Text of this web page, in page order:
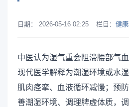
日期： 2026-05-16 02:25 栏目： 健
中医认为湿气重会阻滞腰部气血
现代医学解释为潮湿环境或水
肌肉痉挛、血液循环减慢；预
善潮湿环境、调理脾虚体质，